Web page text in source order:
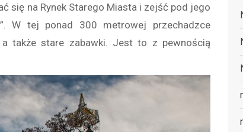
się na Rynek Starego Miasta i zejść pod jego
W tej ponad 300 metrowej przechadzce
także stare zabawki. Jest to z pewnością